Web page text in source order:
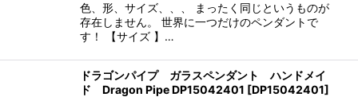
色、形、サイズ、、、 まったく同じというものが
存在しません。 世界に一つだけのペンダントで
す！ 【サイズ 】…
ドラゴンパイプ ガラスペンダント ハンドメイ
ド Dragon Pipe DP15042401 [DP15042401]